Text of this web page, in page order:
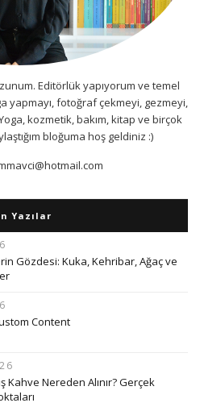
Editörlük yapıyorum ve temel
yapmayı, fotoğraf çekmeyi, gezmeyi,
kozmetik, bakım, kitap ve birçok
bloğuma hoş geldiniz :)
Yazılar
Gözdesi: Kuka, Kehribar, Ağaç ve
Content
Kahve Nereden Alınır? Gerçek